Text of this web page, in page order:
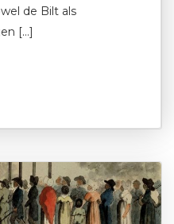
de Bilt als
[…]